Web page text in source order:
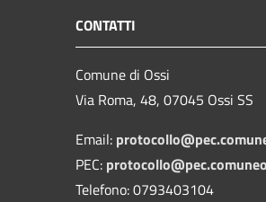
CONTATTI
Comune di Ossi
Via Roma, 48, 07045 Ossi SS
Email:
PEC:
Telefono: 0793403104